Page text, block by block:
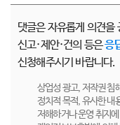
댓글은 자유롭게 의견을
신고·제안·건의 등은응
신청해주시기 바랍니다.
상업성 광고, 저작권 침
정치적 목적, 유사한 내
저해하거나 운영 취지